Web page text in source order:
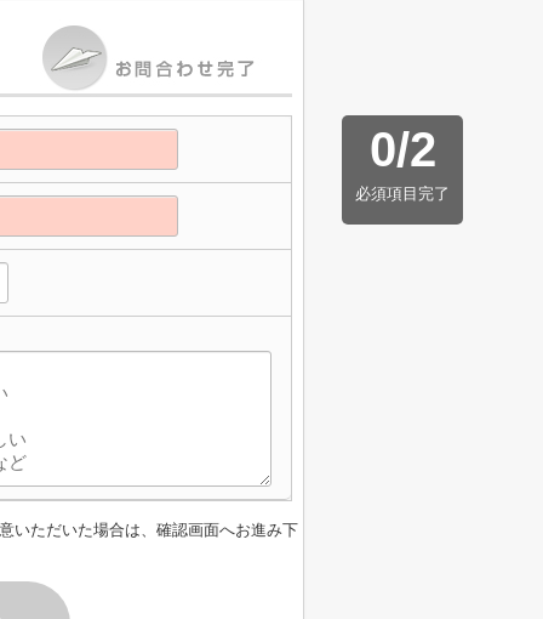
0/2
必須項目完了
いただいた場合は、確認画面へお進み下